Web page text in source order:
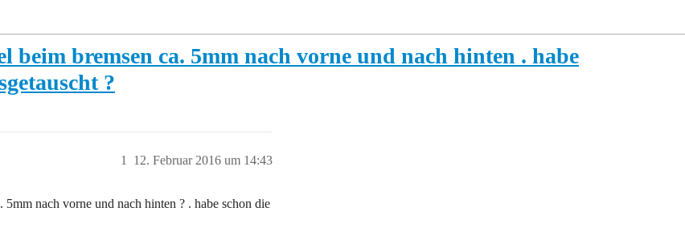
beim bremsen ca. 5mm nach vorne und nach hinten . habe
?
12. Februar 2016 um 14:43
1
nach vorne und nach hinten ? . habe schon die